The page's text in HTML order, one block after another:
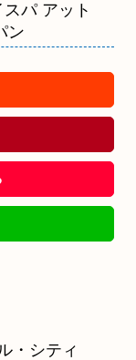
パ アット
ン
・シティ